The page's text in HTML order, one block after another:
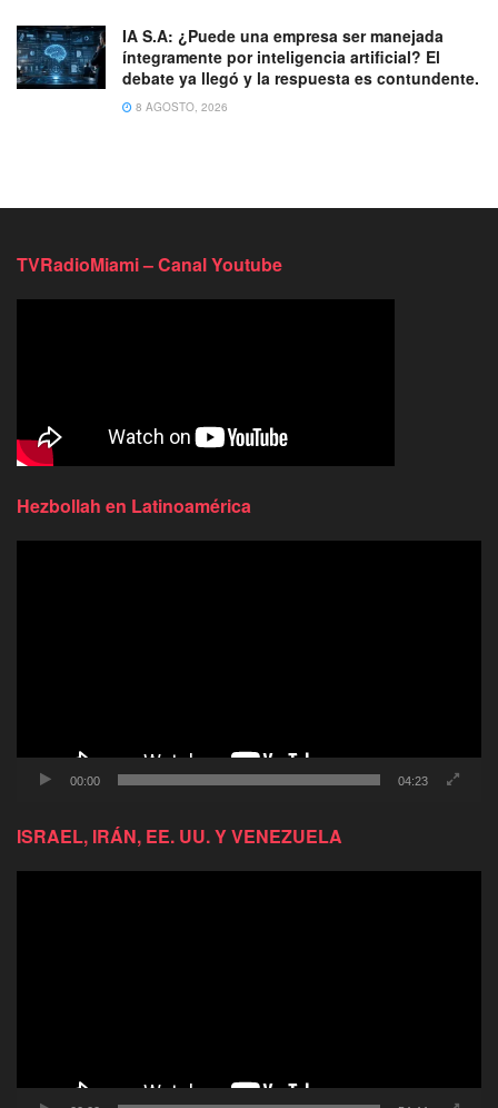
IA S.A: ¿Puede una empresa ser manejada
íntegramente por inteligencia artificial? El
debate ya llegó y la respuesta es contundente.
8 AGOSTO, 2026
TVRadioMiami – Canal Youtube
Hezbollah en Latinoamérica
00:00 04:23
ISRAEL, IRÁN, EE. UU. Y VENEZUELA